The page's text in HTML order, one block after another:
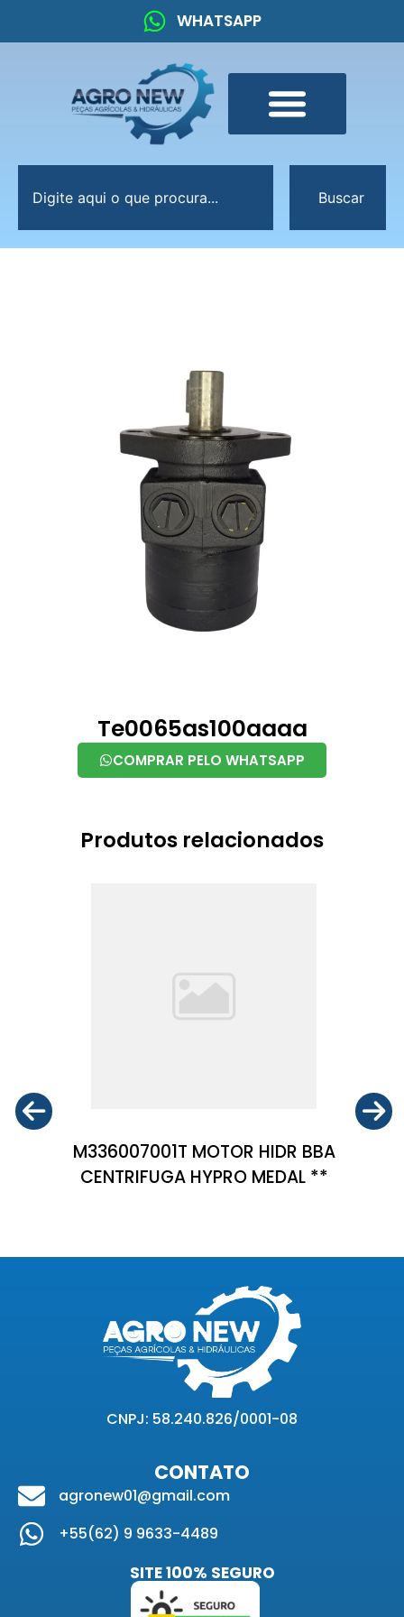
WHATSAPP
Buscar
Te0065as100aaaa
COMPRAR PELO WHATSAPP
Produtos relacionados
M336007001T MOTOR HIDR BBA
CENTRIFUGA HYPRO MEDAL **
CNPJ: 58.240.826/0001-08
CONTATO
agronew01@gmail.com
+55(62) 9 9633-4489
SITE 100% SEGURO